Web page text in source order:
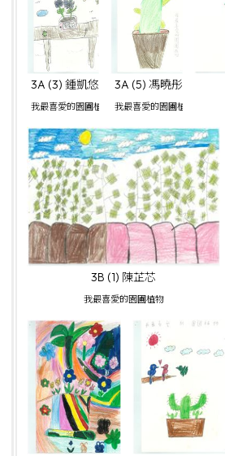
3A (3) 鍾凱悠
我最喜愛的園圃植物
3A (5) 馮曉彤
我最喜愛的園圃植物
3B (1) 陳芷芯
我最喜愛的園圃植物